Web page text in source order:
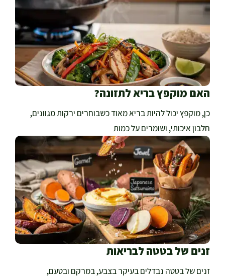
האם מוקפץ בריא לתזונה?
כן, מוקפץ יכול להיות בריא מאוד כשבוחרים ירקות מגוונים,
חלבון איכותי, ושומרים על כמות
זנים של בטטה לבריאות
זנים של בטטה נבדלים בעיקר בצבע, במרקם ובטעם,